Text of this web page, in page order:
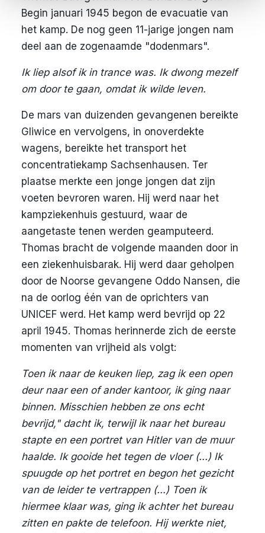
Begin januari 1945 begon de evacuatie van
het kamp. De nog geen 11-jarige jongen nam
deel aan de zogenaamde "dodenmars".
Ik liep alsof ik in trance was. Ik dwong mezelf
om door te gaan, omdat ik wilde leven.
De mars van duizenden gevangenen bereikte
Gliwice en vervolgens, in onoverdekte
wagens, bereikte het transport het
concentratiekamp Sachsenhausen. Ter
plaatse merkte een jonge jongen dat zijn
voeten bevroren waren. Hij werd naar het
kampziekenhuis gestuurd, waar de
aangetaste tenen werden geamputeerd.
Thomas bracht de volgende maanden door in
een ziekenhuisbarak. Hij werd daar geholpen
door de Noorse gevangene Oddo Nansen, die
na de oorlog één van de oprichters van
UNICEF werd. Het kamp werd bevrijd op 22
april 1945. Thomas herinnerde zich de eerste
momenten van vrijheid als volgt:
Toen ik naar de keuken liep, zag ik een open
deur naar een of ander kantoor, ik ging naar
binnen. Misschien hebben ze ons echt
bevrijd," dacht ik, terwijl ik naar het bureau
stapte en een portret van Hitler van de muur
haalde. Ik gooide het tegen de vloer (...) Ik
spuugde op het portret en begon het gezicht
van de leider te vertrappen (...) Toen ik
hiermee klaar was, ging ik achter het bureau
zitten en pakte de telefoon. Hij werkte niet,